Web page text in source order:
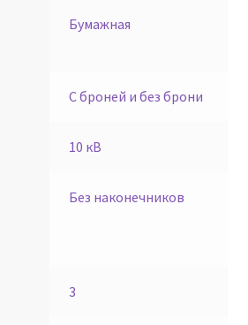
Бумажная
С броней и без брони
10 кВ
Без наконечников
3